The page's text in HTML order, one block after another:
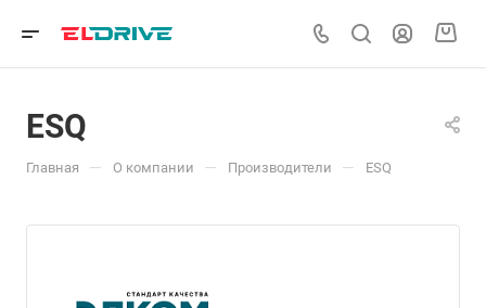
ESQ
Главная — О компании — Производители — ESQ